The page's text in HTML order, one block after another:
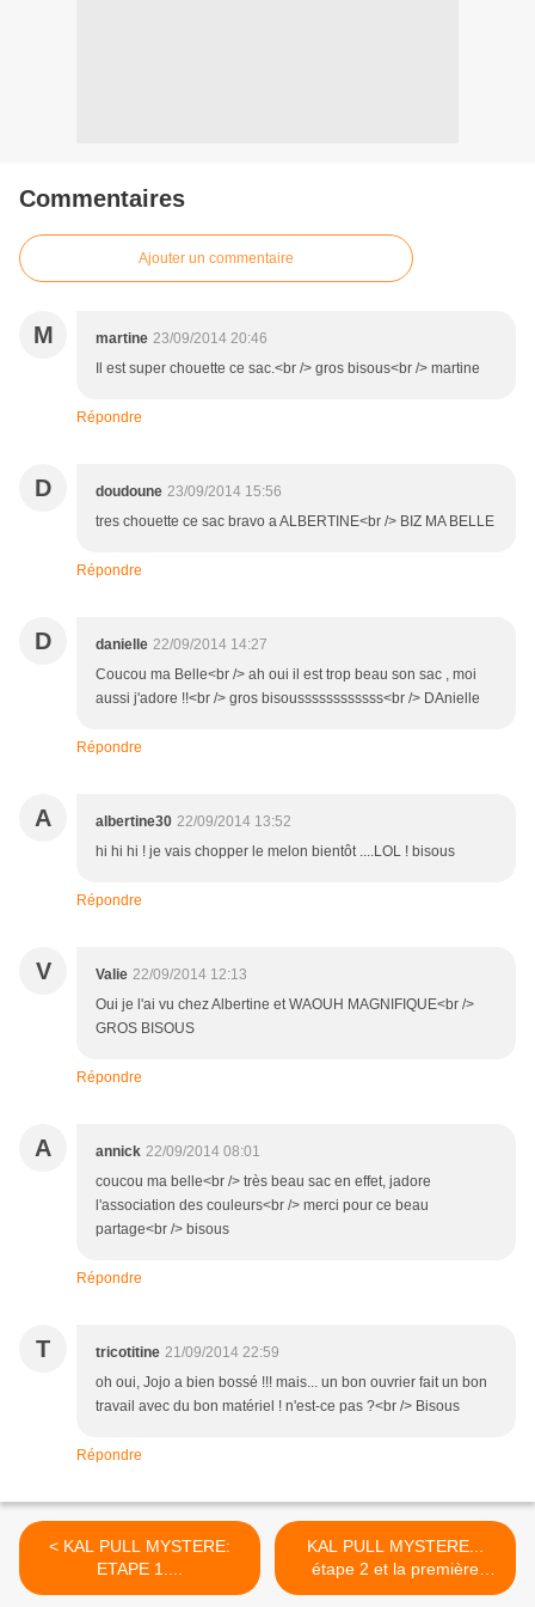
Commentaires
Ajouter un commentaire
M martine 23/09/2014 20:46
Il est super chouette ce sac.<br /> gros bisous<br /> martine
Répondre
D doudoune 23/09/2014 15:56
tres chouette ce sac bravo a ALBERTINE<br /> BIZ MA BELLE
Répondre
D danielle 22/09/2014 14:27
Coucou ma Belle<br /> ah oui il est trop beau son sac , moi
aussi j'adore !!<br /> gros bisoussssssssssss<br /> DAnielle
Répondre
A albertine30 22/09/2014 13:52
hi hi hi ! je vais chopper le melon bientôt ....LOL ! bisous
Répondre
V Valie 22/09/2014 12:13
Oui je l'ai vu chez Albertine et WAOUH MAGNIFIQUE<br />
GROS BISOUS
Répondre
A annick 22/09/2014 08:01
coucou ma belle<br /> très beau sac en effet, jadore
l'association des couleurs<br /> merci pour ce beau
partage<br /> bisous
Répondre
T tricotitine 21/09/2014 22:59
oh oui, Jojo a bien bossé !!! mais... un bon ouvrier fait un bon
travail avec du bon matériel ! n'est-ce pas ?<br /> Bisous
Répondre
< KAL PULL MYSTERE:
ETAPE 1....
KAL PULL MYSTERE...
étape 2 et la première
photo!!! >